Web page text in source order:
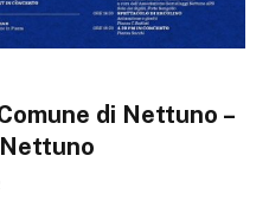
di Nettuno –